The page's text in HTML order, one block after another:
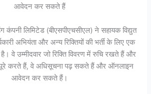
आवेदन कर सकते हैं
कंपनी लिमिटेड (बीएसपीएचसीएल) ने सहायक विद्युत
अभियंता और अन्य रिक्तियों की भर्ती के लिए एक
वे उम्मीदवार जो रिक्ति विवरण में रुचि रखते हैं और
पूरे करते हैं, वे अधिसूचना पढ़ सकते हैं और ऑनलाइन
आवेदन कर सकते हैं।